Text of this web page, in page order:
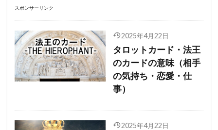
スポンサーリンク
2025年4月22日
タロットカード・法王
のカードの意味（相手
の気持ち・恋愛・仕
事）
2025年4月22日